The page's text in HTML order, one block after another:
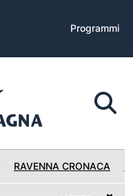
Programmi
RAVENNA CRONACA